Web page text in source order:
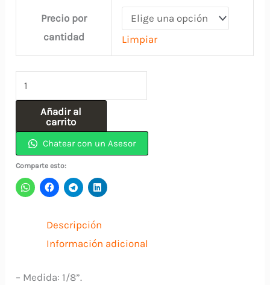
Precio por
cantidad
Limpiar
Broca
Acero
Rapido
(
3.18)
1/8"
INCOLMA
Añadir al
carrito
Chatear con un Asesor
Comparte esto:
Descripción
Información adicional
– Medida: 1/8”.